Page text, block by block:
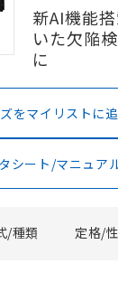
新AI機能
いた欠陥
に
をマイリストに
シート/マニュア
/種類 定格/